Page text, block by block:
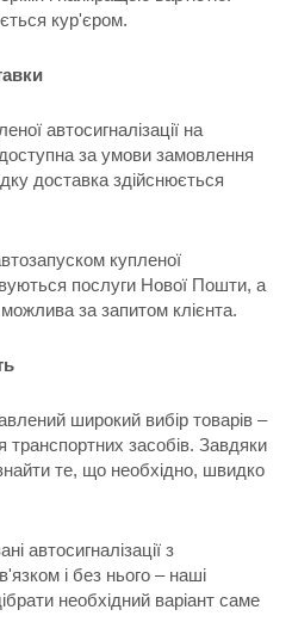
кур'єром.
автосигналізації на
за умови замовлення
доставка здійснюється
купленої
послуги Нової Пошти, а
за запитом клієнта.
широкий вибір товарів –
засобів. Завдяки
те, що необхідно, швидко
автосигналізації з
і без нього – наші
необхідний варіант саме